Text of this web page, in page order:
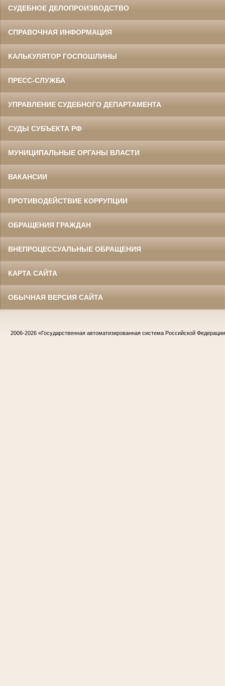
СУДЕБНОЕ ДЕЛОПРОИЗВОДСТВО
СПРАВОЧНАЯ ИНФОРМАЦИЯ
КАЛЬКУЛЯТОР ГОСПОШЛИНЫ
ПРЕСС-СЛУЖБА
УПРАВЛЕНИЕ СУДЕБНОГО ДЕПАРТАМЕНТА
СУДЫ СУБЪЕКТА РФ
МУНИЦИПАЛЬНЫЕ ОРГАНЫ ВЛАСТИ
ВАКАНСИИ
ПРОТИВОДЕЙСТВИЕ КОРРУПЦИИ
ОБРАЩЕНИЯ ГРАЖДАН
ВНЕПРОЦЕССУАЛЬНЫЕ ОБРАЩЕНИЯ
КАРТА САЙТА
ОБЫЧНАЯ ВЕРСИЯ САЙТА
2006-2026 «Государственная автоматизированная система Российской